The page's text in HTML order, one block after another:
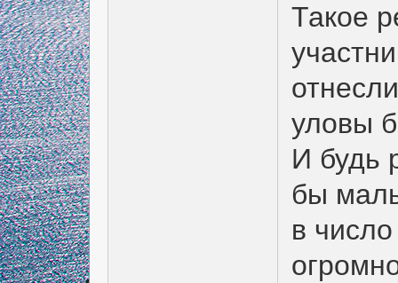
Такое
уловы
И будь
бы
в